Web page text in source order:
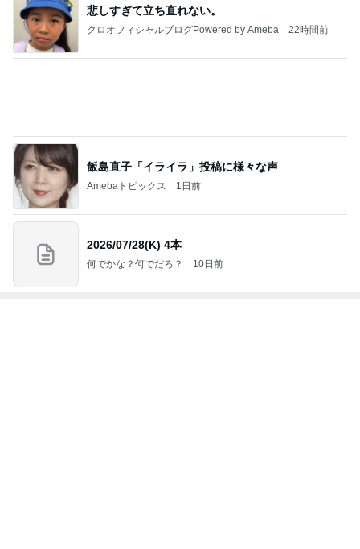
悲しすぎて立ち直れない。
クロオフィシャルブログPowered by Ameba 22時間前
飯島直子「イライラ」投稿に様々な声
Amebaトピックス 1日前
2026/07/28(K) 4本
何でかな？何でだろ？ 10日前